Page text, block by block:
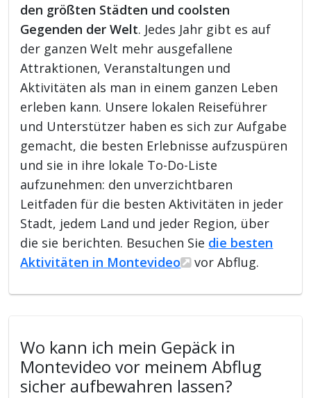
den größten Städten und coolsten
Gegenden der Welt. Jedes Jahr gibt es auf
der ganzen Welt mehr ausgefallene
Attraktionen, Veranstaltungen und
Aktivitäten als man in einem ganzen Leben
erleben kann. Unsere lokalen Reiseführer
und Unterstützer haben es sich zur Aufgabe
gemacht, die besten Erlebnisse aufzuspüren
und sie in ihre lokale To-Do-Liste
aufzunehmen: den unverzichtbaren
Leitfaden für die besten Aktivitäten in jeder
Stadt, jedem Land und jeder Region, über
die sie berichten. Besuchen Sie die besten
Aktivitäten in Montevideo
vor Abflug.
Wo kann ich mein Gepäck in
Montevideo vor meinem Abflug
sicher aufbewahren lassen?